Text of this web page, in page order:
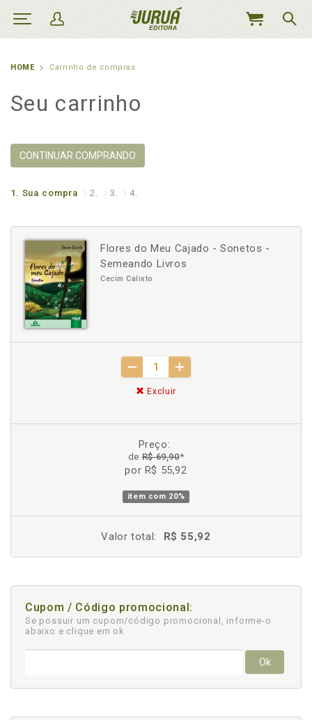
MEU
HOME Carrinho de compras
Seu carrinho
CONTINUAR COMPRANDO
1. Sua compra 2. 3. 4.
Flores do Meu Cajado - Sonetos -
Semeando Livros
Cecim Calixto
Excluir
Preço:
deR$ 69,90*
por R$ 55,92
item com 20%
Valor total: R$ 55,92
Cupom / Código promocional:
Se possuir um cupom/código promocional, informe-o
abaixo e clique em ok
Ok